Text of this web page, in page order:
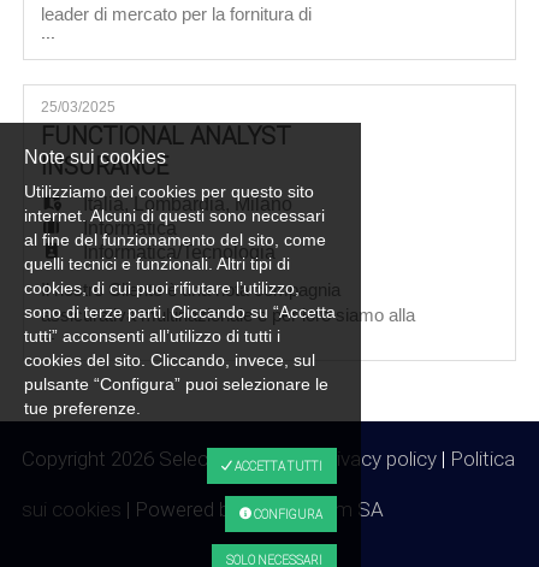
leader di mercato per la fornitura di
servizi/prodotti IT e Cloud e per loro siamo alla
ricerca di: Senior Cloud System Architect
Obiettivo La Risorsa sarà inserita all'interno del
team Sistemi Datacenter e avrà la
responsabilità di collaborare alla strategia
relativa ai servizi cloud dell'az
25/03/2025
FUNCTIONAL ANALYST
INSURANCE
Italia,Lombardia,Milano
Informatica
Informatica/Tecnologia
Il nostro Cliente è una nota compagnia
assicurativa multinazionale e per loro siamo alla
ricerca di un*: Analista Funzionale
(Middle/Senior) Obiettivo La Risorsa
individuata verrà inserita all'interno della
Struttura di Platform Management dove si
e dell'analisi funzionali per tutte le le
...
Copyright 2026 Selection 4.0 SA |Privacy policy| Politica
sui cookies | Powered byArca24.com SA
Note sui cookies
Utilizziamo dei cookies per questo sito
internet. Alcuni di questi sono necessari
al fine del funzionamento del sito, come
quelli tecnici e funzionali. Altri tipi di
cookies, di cui puoi rifiutare l’utilizzo,
sono di terze parti. Cliccando su “Accetta
tutti” acconsenti all’utilizzo di tutti i
cookies del sito. Cliccando, invece, sul
pulsante “Configura” puoi selezionare le
tue preferenze.
ACCETTA TUTTI
CONFIGURA
SOLO NECESSARI